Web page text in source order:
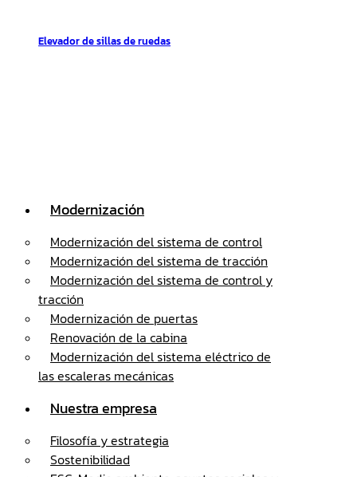
Elevador de sillas de ruedas
Modernización
Modernización del sistema de control
Modernización del sistema de tracción
Modernización del sistema de control y
tracción
Modernización de puertas
Renovación de la cabina
Modernización del sistema eléctrico de
las escaleras mecánicas
Nuestra empresa
Filosofía y estrategia
Sostenibilidad